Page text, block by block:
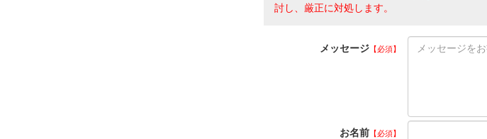
討し、厳正に対処します。
メッセージ 【必須】
お名前 【必須】